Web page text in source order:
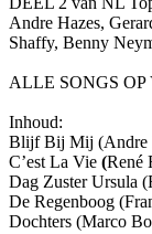
Andre Hazes,
Shaffy, Benny
ALLE SONGS
Inhoud:
Blijf Bij Mij (Andre
C’est La Vie (René
Dag Zuster Ursula
De Regenboog
Dochters (Marco